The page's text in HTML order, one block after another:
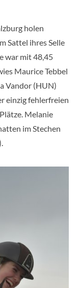
holen
Sattel ihres Selle
war mit 48,45
Maurice Tebbel
Vandor (HUN)
einzig fehlerfreien
Melanie
im Stechen